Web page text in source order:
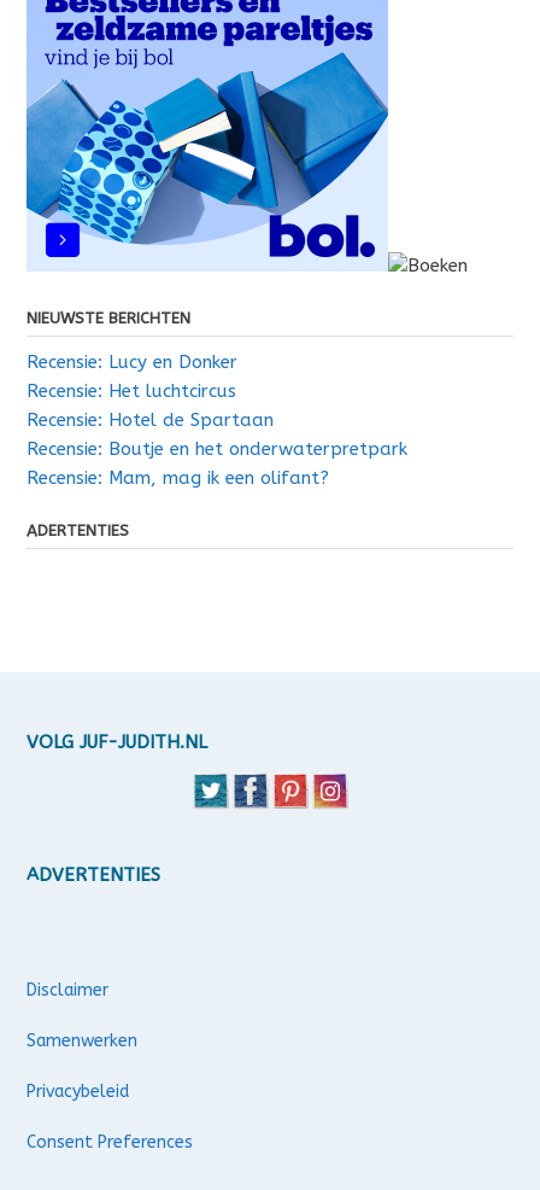
NIEUWSTE BERICHTEN
Recensie: Lucy en Donker
Recensie: Het luchtcircus
Recensie: Hotel de Spartaan
Recensie: Boutje en het onderwaterpretpark
Recensie: Mam, mag ik een olifant?
ADERTENTIES
VOLG JUF-JUDITH.NL
ADVERTENTIES
Disclaimer
Samenwerken
Privacybeleid
Consent Preferences